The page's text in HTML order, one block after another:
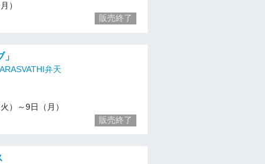
）
販売終了
弁天
）～9日（月）
販売終了